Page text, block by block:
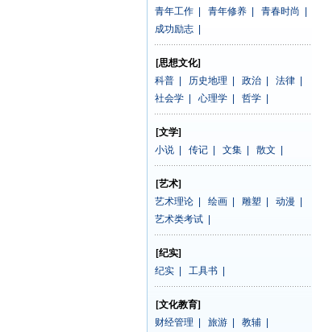
青年工作
青年修养 青春时尚
成功励志
[思想文化]
科普
历史地理 政治 法律
社会学
心理学 哲学
[文学]
小说
传记 文集 散文
[艺术]
艺术理论
绘画 雕塑 动漫
艺术类考试
[纪实]
纪实
工具书
[文化教育]
财经管理
旅游 教辅